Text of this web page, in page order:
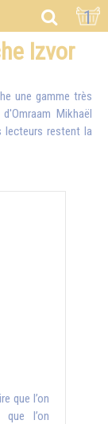
1
Izvor
une gamme très
d'Omraam Mikhaël
lecteurs restent la
que l’on
que l’on